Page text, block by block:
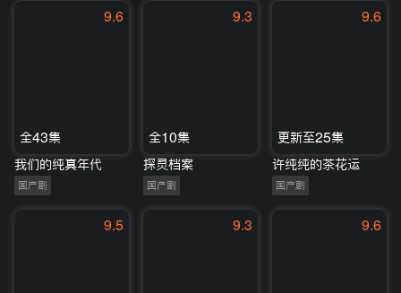
9.6
全43集
我们的纯真年代
国产剧
9.3
全10集
探灵档案
国产剧
9.6
更新至25集
许纯纯的茶花运
国产剧
9.5 9.3 9.6